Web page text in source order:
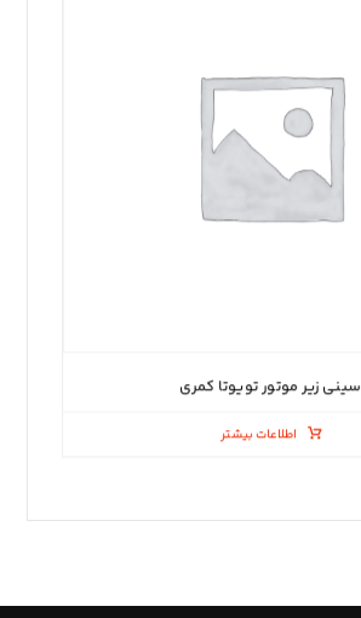
سینی زیر موتور تویوتا کمری
اطلاعات بیشتر